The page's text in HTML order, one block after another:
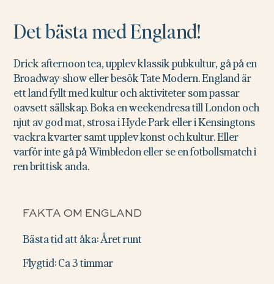
FAKTA OM ENGLAND
Bästa tid att åka: Året runt
Flygtid: Ca 3 timmar
Det bästa med England!
Drick afternoon tea, upplev klassik pubkultur, gå på en
Broadway-show eller besök Tate Modern. England är
ett land fyllt med kultur och aktiviteter som passar
oavsett sällskap. Boka en weekendresa till London och
njut av god mat, strosa i Hyde Park eller i Kensingtons
vackra kvarter samt upplev konst och kultur. Eller
varför inte gå på Wimbledon eller se en fotbollsmatch i
ren brittisk anda.